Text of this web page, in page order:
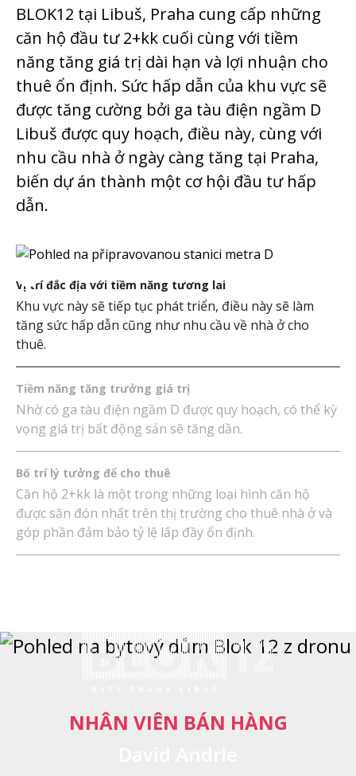
BLOK12 tại Libuš, Praha cung cấp những
căn hộ đầu tư 2+kk cuối cùng với tiềm
năng tăng giá trị dài hạn và lợi nhuận cho
thuê ổn định. Sức hấp dẫn của khu vực sẽ
được tăng cường bởi ga tàu điện ngầm D
Libuš được quy hoạch, điều này, cùng với
nhu cầu nhà ở ngày càng tăng tại Praha,
biến dự án thành một cơ hội đầu tư hấp
dẫn.
Vị trí đắc địa với tiềm năng tương lai
Khu vực này sẽ tiếp tục phát triển, điều này sẽ làm
tăng sức hấp dẫn cũng như nhu cầu về nhà ở cho
thuê.
Tiềm năng tăng trưởng giá trị
Nhờ có ga tàu điện ngầm D được quy hoạch, có thể kỳ
vọng giá trị bất động sản sẽ tăng dần.
Bố trí lý tưởng để cho thuê
Căn hộ 2+kk là một trong những loại hình căn hộ
được săn đón nhất trên thị trường cho thuê nhà ở và
góp phần đảm bảo tỷ lệ lấp đầy ổn định.
NHÂN VIÊN BÁN HÀNG